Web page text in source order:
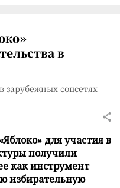
в
зарубежных соцсетях
для участия в
получили
как инструмент
избирательную